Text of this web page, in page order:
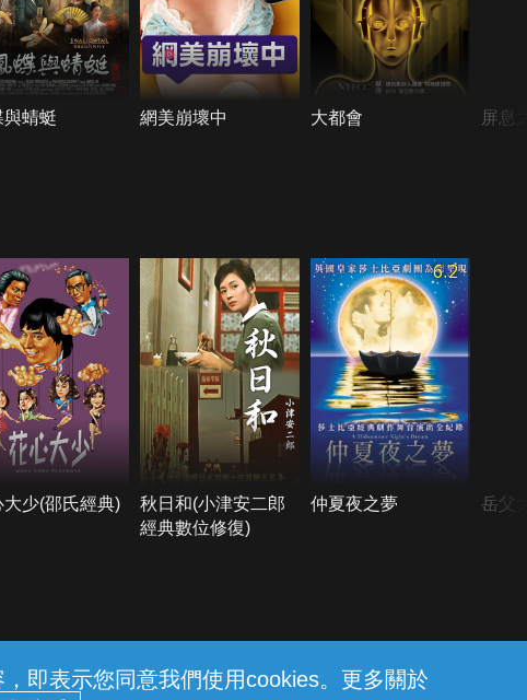
即表示您同意我們使用cookies。更多關於
與蜻蜓 網美崩壞中 大都會 屏息
大少(邵氏經典)
秋日和(小津安二郎
經典數位修復)
6.2
仲夏夜之夢 岳父